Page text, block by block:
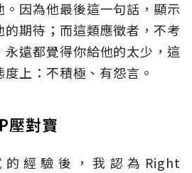
因為他最後這一句話，顯示
期待；而這類應徵者，不考
遠都覺得你給他的太少，這
上：不積極、有怨言。
壓對寶
經驗後，我認為Right